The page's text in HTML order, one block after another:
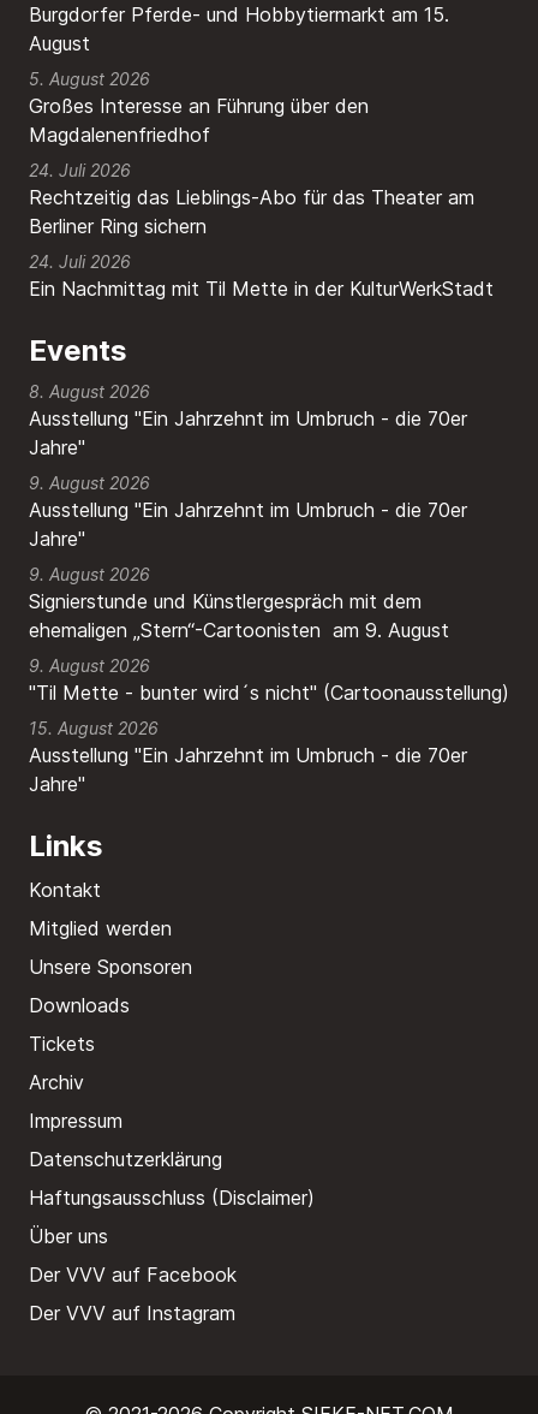
Burgdorfer Pferde- und Hobbytiermarkt am 15.
August
Großes Interesse an Führung über den
Magdalenenfriedhof
5. August 2026
Rechtzeitig das Lieblings-Abo für das Theater am
Berliner Ring sichern
24. Juli 2026
Ein Nachmittag mit Til Mette in der KulturWerkStadt
24. Juli 2026
Events
8. August 2026
Ausstellung "Ein Jahrzehnt im Umbruch - die 70er
Jahre"
9. August 2026
Ausstellung "Ein Jahrzehnt im Umbruch - die 70er
Jahre"
9. August 2026
Signierstunde und Künstlergespräch mit dem
ehemaligen „Stern“-Cartoonisten am 9. August
9. August 2026
"Til Mette - bunter wird´s nicht" (Cartoonausstellung)
15. August 2026
Ausstellung "Ein Jahrzehnt im Umbruch - die 70er
Jahre"
Links
Kontakt
Mitglied werden
Unsere Sponsoren
Downloads
Tickets
Archiv
Impressum
Datenschutzerklärung
Haftungsausschluss (Disclaimer)
Über uns
Der VVV auf Facebook
Der VVV auf Instagram